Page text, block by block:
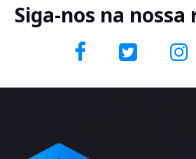
Siga-nos na nossa